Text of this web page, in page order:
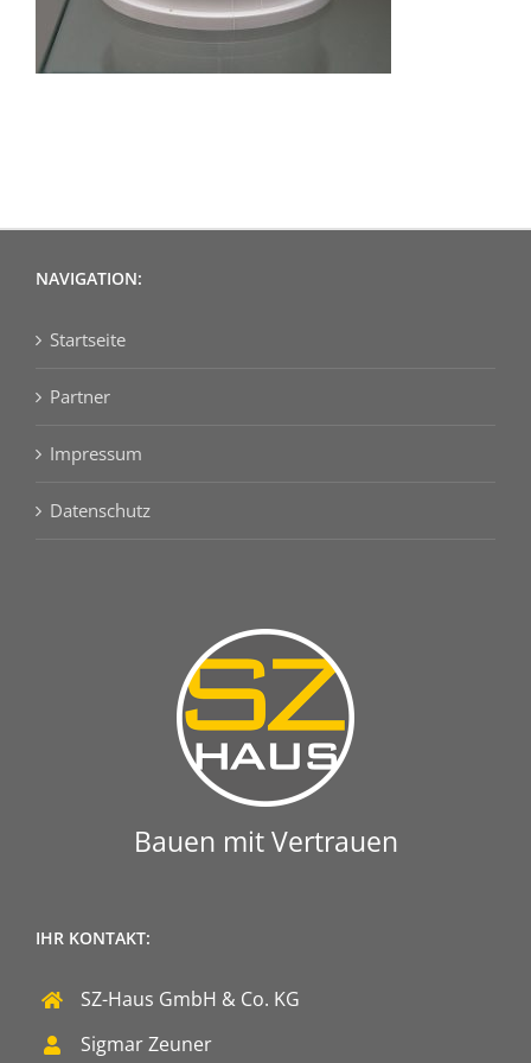
NAVIGATION:
Startseite
Partner
Impressum
Datenschutz
Bauen mit Vertrauen
IHR KONTAKT:
SZ-Haus GmbH & Co. KG
Sigmar Zeuner